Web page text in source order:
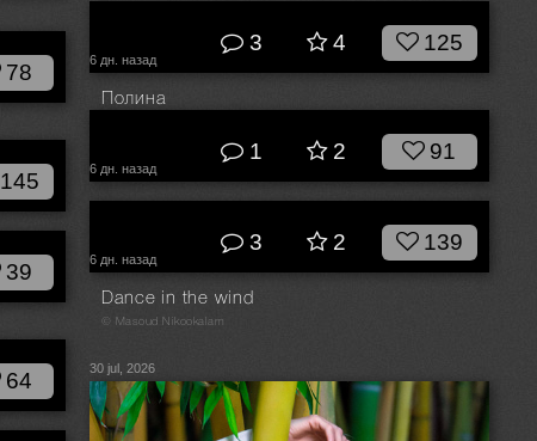
6 дн. назад
3 4 125
Полина
78
6 дн. назад
1 2 91
145
6 дн. назад
3 2 139
Dance in the wind
© Masoud Nikookalam
39
30 jul, 2026
64